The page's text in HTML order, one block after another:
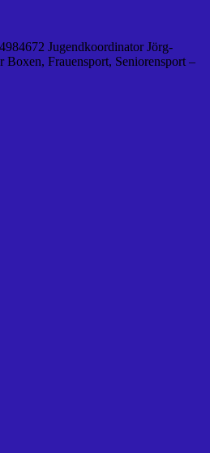
Jugendkoordinator Jörg-
Frauensport, Seniorensport –